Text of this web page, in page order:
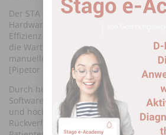
Der STA Compact Max 3 verfügt über
Hardware-Design, das die
Effizienz steigert, die Produktivität
die Wartungsmaßnahmen durch den
manuellen Interventionen minimiert
[Pipetor Single Resolution] und die
Durch hervorragende Hardware-
Software-Funktionen profitiert Ihr
und höchsten Qualitätsstandards.
Rückverfolgbarkeit stehen